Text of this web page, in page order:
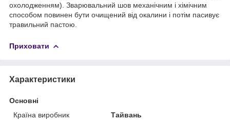
охолодженням). Зварювальний шов механічним і хімічним
способом повинен бути очищений від окалини і потім пасивує
травильний пастою.
Приховати
Характеристики
Основні
Країна виробник
Тайвань